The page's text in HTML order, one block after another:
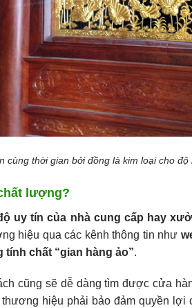
cùng thời gian bởi đồng là kim loại cho
lượng?
uy tín của nhà cung cấp hay
hiệu qua các kênh thông tin như
tính chất “gian hàng ảo”.
cũng sẽ dễ dàng tìm được cửa
hiệu phải bảo đảm quyền lợi